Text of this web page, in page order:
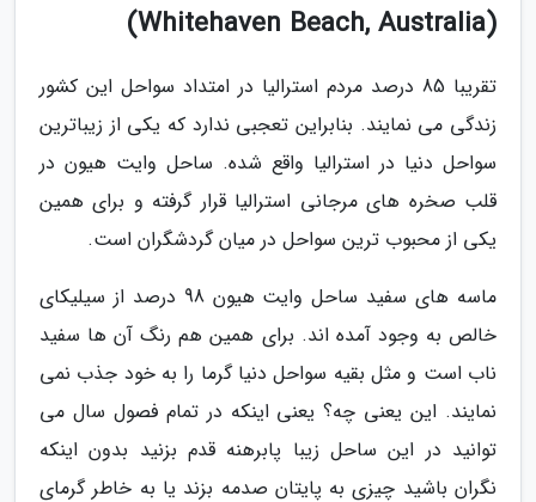
(Whitehaven Beach, Australia)
تقریبا 85 درصد مردم استرالیا در امتداد سواحل این کشور
زندگی می نمایند. بنابراین تعجبی ندارد که یکی از زیباترین
سواحل دنیا در استرالیا واقع شده. ساحل وایت هیون در
قلب صخره های مرجانی استرالیا قرار گرفته و برای همین
یکی از محبوب ترین سواحل در میان گردشگران است.
ماسه های سفید ساحل وایت هیون 98 درصد از سیلیکای
خالص به وجود آمده اند. برای همین هم رنگ آن ها سفید
ناب است و مثل بقیه سواحل دنیا گرما را به خود جذب نمی
نمایند. این یعنی چه؟ یعنی اینکه در تمام فصول سال می
توانید در این ساحل زیبا پابرهنه قدم بزنید بدون اینکه
نگران باشید چیزی به پایتان صدمه بزند یا به خاطر گرمای